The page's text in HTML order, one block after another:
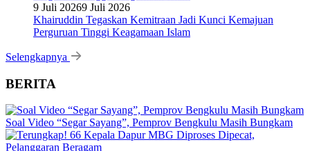
9 Juli 20269 Juli 2026
Khairuddin Tegaskan Kemitraan Jadi Kunci Kemajuan
Perguruan Tinggi Keagamaan Islam
Selengkapnya
BERITA
Soal Video “Segar Sayang”, Pemprov Bengkulu Masih Bungkam